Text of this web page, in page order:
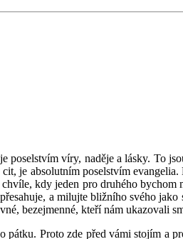
poselstvím víry, naděje a lásky. To
je absolutním poselstvím
kdy jeden pro druhého
a milujte bližního svého
bezejmenné, kteří nám ukazovali
pátku. Proto zde před vámi stojím